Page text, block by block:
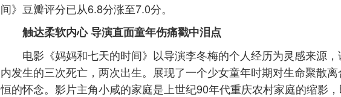
间》豆瓣评分已从6.8分涨至7.0分。
触达柔软内心 导演直面童年伤痛戳中泪点
电影《妈妈和七天的时间》以导演李冬梅的个人经历为灵感来源
内发生的三次死亡，两次出生。展现了一个少女童年时期对生命聚散
恒的怀念。影片主角小咸的家庭是上世纪90年代重庆农村家庭的缩影